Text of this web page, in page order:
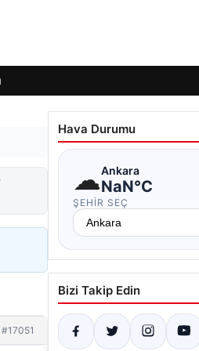
#17051
Hava Durumu
☁Ankara
NaN°C
ŞEHIR SEÇ
Bizi Takip Edin